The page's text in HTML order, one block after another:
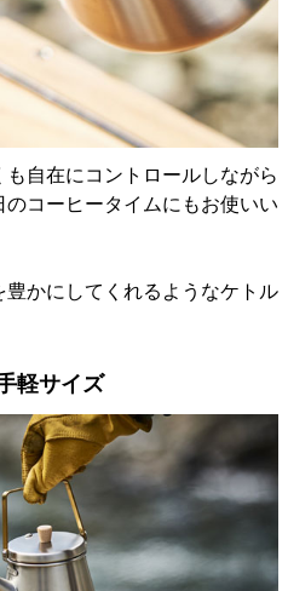
自在にコントロールしながら
コーヒータイムにもお使いい
かにしてくれるようなケトル
軽サイズ